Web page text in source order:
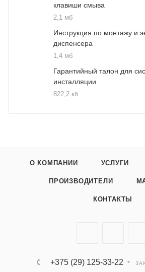
клавиши смыва
2,1 мб
Инструкция по монтажу и
диспенсера
1,4 мб
Гарантийный талон для
инсталляции
822,2 кб
О КОМПАНИИ УСЛУГИ
ПРОИЗВОДИТЕЛИ
КОНТАКТЫ
+375 (29) 125-33-22